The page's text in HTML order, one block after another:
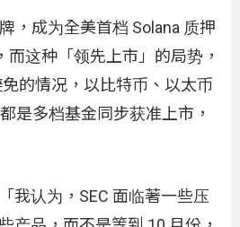
，成为全美首档 Solana 质押
而这种「领先上市」的局势，
的情况，以比特币、以太币
是多档基金同步获准上市，
我认为，SEC 面临著一些压